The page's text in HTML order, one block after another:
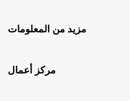
مزيد من المعلومات
مركز أعمال